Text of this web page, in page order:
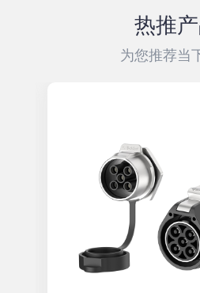
热推
为您推荐当